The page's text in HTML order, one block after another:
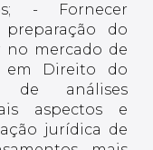
- Fornecer
preparação do
no mercado de
em Direito do
de análises
aspectos e
jurídica de